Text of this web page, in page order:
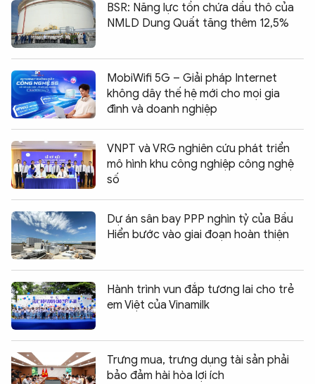
BSR: Năng lực tồn chứa dầu thô của
NMLD Dung Quất tăng thêm 12,5%
MobiWifi 5G – Giải pháp Internet
không dây thế hệ mới cho mọi gia
đình và doanh nghiệp
VNPT và VRG nghiên cứu phát triển
mô hình khu công nghiệp công nghệ
số
Dự án sân bay PPP nghìn tỷ của Bầu
Hiển bước vào giai đoạn hoàn thiện
Hành trình vun đắp tương lai cho trẻ
em Việt của Vinamilk
Trưng mua, trưng dụng tài sản phải
bảo đảm hài hòa lợi ích